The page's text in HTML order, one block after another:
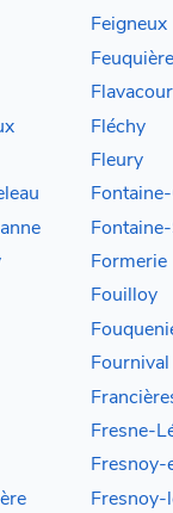
Feigneux
Fléchy
Fleury
Formerie
Fouilloy
Fournival
Fresne-
Fresnoy-